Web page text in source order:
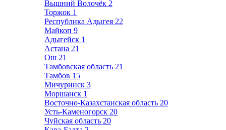
Вышний Волочёк 2
Торжок 1
Республика Адыгея 22
Майкоп 9
Адыгейск 1
Астана 21
Ош 21
Тамбовская область 21
Тамбов 15
Мичуринск 3
Моршанск 1
Восточно-Казахстанская область 20
Усть-Каменогорск 20
Чуйская область 20